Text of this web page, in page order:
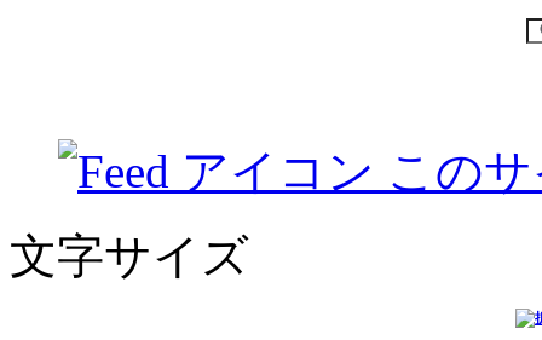
この
文字サイズ